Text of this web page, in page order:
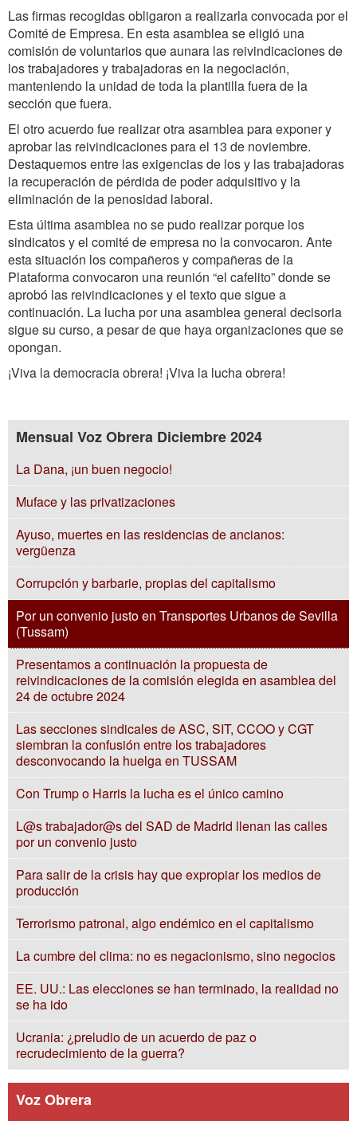
Las firmas recogidas obligaron a realizarla convocada por el
Comité de Empresa. En esta asamblea se eligió una
comisión de voluntarios que aunara las reivindicaciones de
los trabajadores y trabajadoras en la negociación,
manteniendo la unidad de toda la plantilla fuera de la
sección que fuera.
El otro acuerdo fue realizar otra asamblea para exponer y
aprobar las reivindicaciones para el 13 de noviembre.
Destaquemos entre las exigencias de los y las trabajadoras
la recuperación de pérdida de poder adquisitivo y la
eliminación de la penosidad laboral.
Esta última asamblea no se pudo realizar porque los
sindicatos y el comité de empresa no la convocaron. Ante
esta situación los compañeros y compañeras de la
Plataforma convocaron una reunión “el cafelito” donde se
aprobó las reivindicaciones y el texto que sigue a
continuación. La lucha por una asamblea general decisoria
sigue su curso, a pesar de que haya organizaciones que se
opongan.
¡Viva la democracia obrera! ¡Viva la lucha obrera!
Mensual Voz Obrera Diciembre 2024
La Dana, ¡un buen negocio!
Muface y las privatizaciones
Ayuso, muertes en las residencias de ancianos:
vergüenza
Corrupción y barbarie, propias del capitalismo
Por un convenio justo en Transportes Urbanos de Sevilla
(Tussam)
Presentamos a continuación la propuesta de
reivindicaciones de la comisión elegida en asamblea del
24 de octubre 2024
Las secciones sindicales de ASC, SIT, CCOO y CGT
siembran la confusión entre los trabajadores
desconvocando la huelga en TUSSAM
Con Trump o Harris la lucha es el único camino
L@s trabajador@s del SAD de Madrid llenan las calles
por un convenio justo
Para salir de la crisis hay que expropiar los medios de
producción
Terrorismo patronal, algo endémico en el capitalismo
La cumbre del clima: no es negacionismo, sino negocios
EE. UU.: Las elecciones se han terminado, la realidad no
se ha ido
Ucrania: ¿preludio de un acuerdo de paz o
recrudecimiento de la guerra?
Voz Obrera